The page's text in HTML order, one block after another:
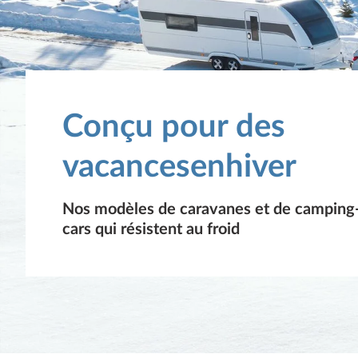
Conçu pour des
vacancesenhiver
Nos modèles de caravanes et de
cars qui résistent au froid